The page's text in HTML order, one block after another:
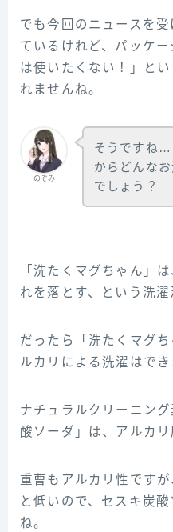
でも今回のニュースを
ているけれど、パッケ
は使いたくない！」と
れませんね。
のぞみ
そうですね
からどんな
でしょう？
「洗たくマグちゃん」
れを落とす、という洗濯
だったら「洗たくマグ
ルカリによる洗濯はでき
ナチュラルクリーニン
酸ソーダ」は、アルカ
重曹もアルカリ性です
と低いので、セスキ炭
ね。